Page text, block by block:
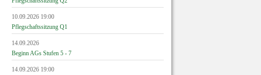
10.09.2026 19:00
Pflegschaftssitzung Q1
14.09.2026
Beginn AGs Stufen 5 - 7
14.09.2026 19:00